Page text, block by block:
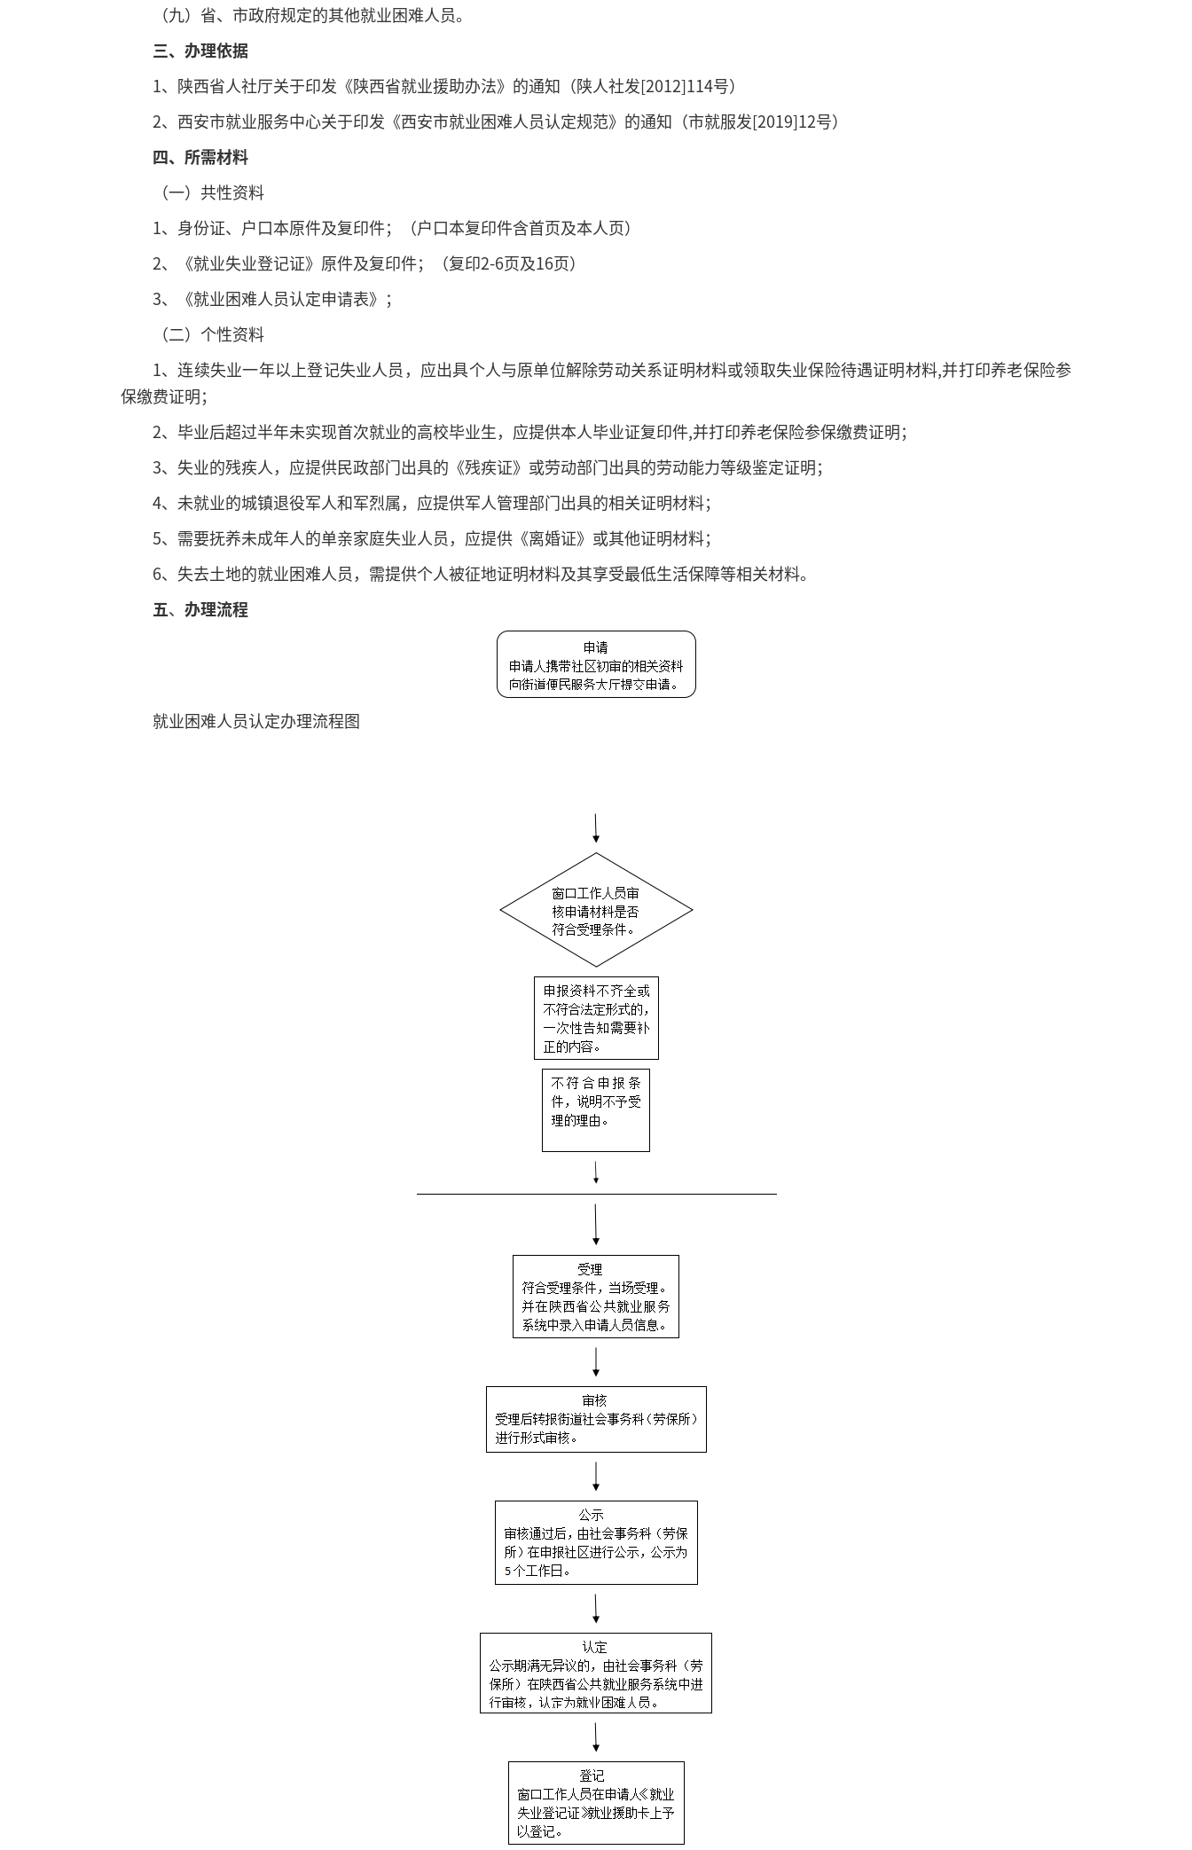
（九）省、市政府规定的其他就业困难人员。
三、办理依据
1、陕西省人社厅关于印发《陕西省就业援助办法》的通知（陕人社发[2012]114号）
2、西安市就业服务中心关于印发《西安市就业困难人员认定规范》的通知（市就服发[2019]12号）
四、所需材料
（一）共性资料
1、身份证、户口本原件及复印件；（户口本复印件含首页及本人页）
2、《就业失业登记证》原件及复印件；（复印2-6页及16页）
3、《就业困难人员认定申请表》；
（二）个性资料
1、连续失业一年以上登记失业人员，应出具个人与原单位解除劳动关系证明材料或领取失业保险待遇证明材料,并打印养老保险参
保缴费证明；
2、毕业后超过半年未实现首次就业的高校毕业生，应提供本人毕业证复印件,并打印养老保险参保缴费证明；
3、失业的残疾人，应提供民政部门出具的《残疾证》或劳动部门出具的劳动能力等级鉴定证明；
4、未就业的城镇退役军人和军烈属，应提供军人管理部门出具的相关证明材料；
5、需要抚养未成年人的单亲家庭失业人员，应提供《离婚证》或其他证明材料；
6、失去土地的就业困难人员，需提供个人被征地证明材料及其享受最低生活保障等相关材料。
五、 办理流程
就业困难人员认定办理流程图